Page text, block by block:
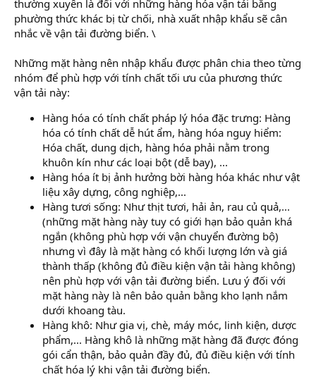
thường xuyên là đối với những hàng hóa vận tải bằng
phường thức khác bị từ chối, nhà xuất nhập khẩu sẽ cân
nhắc về vận tải đường biển. \
Những mặt hàng nên nhập khẩu được phân chia theo từng
nhóm để phù hợp với tính chất tối ưu của phương thức
vận tải này:
Hàng hóa có tính chất pháp lý hóa đặc trưng: Hàng
hóa có tính chất dễ hút ẩm, hàng hóa nguy hiểm:
Hóa chất, dung dịch, hàng hóa phải nằm trong
khuôn kín như các loại bột (dễ bay), ...
Hàng hóa ít bị ảnh hưởng bời hàng hóa khác như vật
liệu xây dựng, công nghiệp,...
Hàng tươi sống: Như thịt tươi, hải ản, rau củ quả,...
(những mặt hàng này tuy có giới hạn bảo quản khá
ngắn (không phù hợp với vận chuyển đường bộ)
nhưng vì đây là mặt hàng có khối lượng lớn và giá
thành thấp (không đủ điều kiện vận tải hàng không)
nên phù hợp với vận tải đường biển. Lưu ý đối với
mặt hàng này là nên bảo quản bằng kho lạnh nắm
dưới khoang tàu.
Hàng khô: Như gia vị, chè, máy móc, linh kiện, dược
phẩm,... Hàng khô là những mặt hàng đã được đóng
gói cẩn thận, bảo quản đầy đủ, đủ điều kiện với tính
chất hóa lý khi vận tải đường biển.